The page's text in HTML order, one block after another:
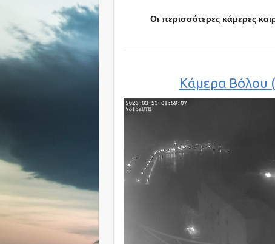
Οι περισσότερες κάμερες
Κάμερα Βόλου